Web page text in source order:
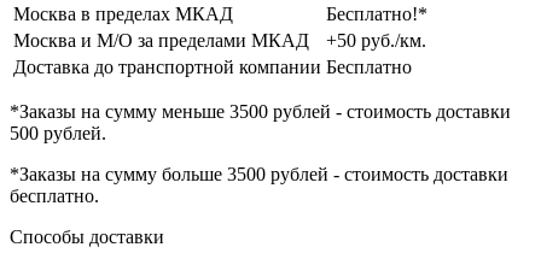
Москва в пределах МКАД
Бесплатно!*
Москва и М/О за пределами МКАД
+50 руб./км.
Доставка до транспортной компании Бесплатно
*Заказы на сумму меньше 3500 рублей - стоимость доставки
500 рублей.
*Заказы на сумму больше 3500 рублей - стоимость доставки
бесплатно.
Способы доставки